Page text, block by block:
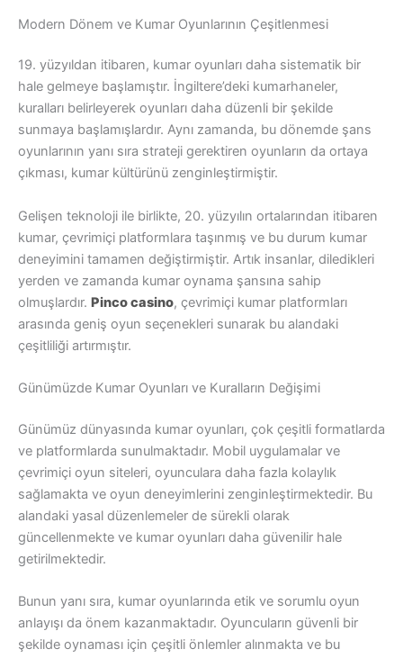
Modern Dönem ve Kumar Oyunlarının Çeşitlenmesi
19. yüzyıldan itibaren, kumar oyunları daha sistematik bir
hale gelmeye başlamıştır. İngiltere’deki kumarhaneler,
kuralları belirleyerek oyunları daha düzenli bir şekilde
sunmaya başlamışlardır. Aynı zamanda, bu dönemde şans
oyunlarının yanı sıra strateji gerektiren oyunların da ortaya
çıkması, kumar kültürünü zenginleştirmiştir.
Gelişen teknoloji ile birlikte, 20. yüzyılın ortalarından itibaren
kumar, çevrimiçi platformlara taşınmış ve bu durum kumar
deneyimini tamamen değiştirmiştir. Artık insanlar, diledikleri
yerden ve zamanda kumar oynama şansına sahip
olmuşlardır. Pinco casino, çevrimiçi kumar platformları
arasında geniş oyun seçenekleri sunarak bu alandaki
çeşitliliği artırmıştır.
Günümüzde Kumar Oyunları ve Kuralların Değişimi
Günümüz dünyasında kumar oyunları, çok çeşitli formatlarda
ve platformlarda sunulmaktadır. Mobil uygulamalar ve
çevrimiçi oyun siteleri, oyunculara daha fazla kolaylık
sağlamakta ve oyun deneyimlerini zenginleştirmektedir. Bu
alandaki yasal düzenlemeler de sürekli olarak
güncellenmekte ve kumar oyunları daha güvenilir hale
getirilmektedir.
Bunun yanı sıra, kumar oyunlarında etik ve sorumlu oyun
anlayışı da önem kazanmaktadır. Oyuncuların güvenli bir
şekilde oynaması için çeşitli önlemler alınmakta ve bu